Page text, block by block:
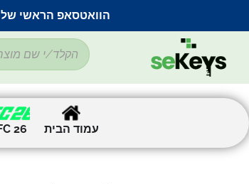
הוואטסאפ הראשי שלנו (053-3555743)
עמוד הבית 26